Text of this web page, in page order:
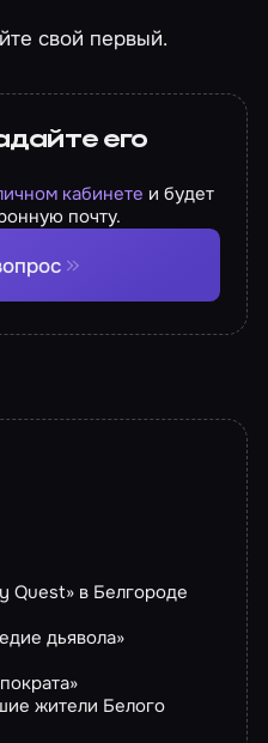
свой первый.
его
кабинете и будет
почту.
Quest» в Белгороде
дьявола»
жители Белого